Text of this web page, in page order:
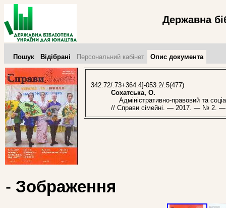
Державна
Пошук Відібрані Персональний кабінет Опис документа
342.72/.73+364.4]-053.2/.5(477)
Сохатська, О.
Адміністративно-правовий та
// Справи сімейні. — 2017. — № 2. —
- Зображення